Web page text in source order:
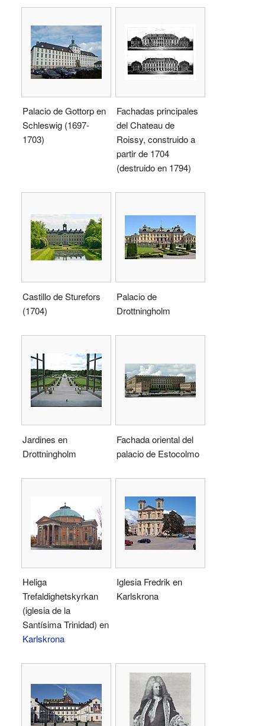
Palacio de Gottorp en
Schleswig (1697-
1703)
Fachadas principales
del Chateau de
Roissy, construido a
partir de 1704
(destruido en 1794)
Castillo de Sturefors
(1704)
Palacio de
Drottningholm
Jardines en
Drottningholm
Fachada oriental del
palacio de Estocolmo
Heliga
Trefaldighetskyrkan
(iglesia de la
Santísima Trinidad) en
Karlskrona
Iglesia Fredrik en
Karlskrona